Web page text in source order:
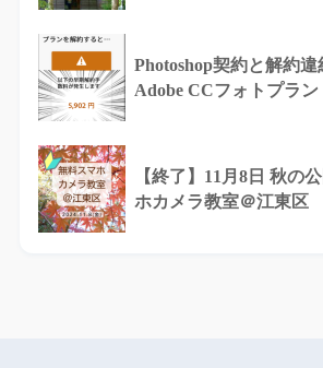
Photoshop契約と解約
Adobe CCフォトプラン
【終了】11月8日 秋の
ホカメラ教室＠江東区